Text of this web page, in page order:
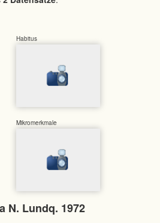
Habitus
Mikromerkmale
N. Lundq. 1972